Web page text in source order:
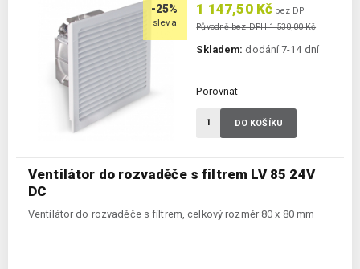
-25%
sleva
Ventilátor do rozvaděče s filtrem LV 85 24V
DC
Ventilátor do rozvaděče s filtrem, celkový rozměr 80 x 80 mm
1 147,50 Kč bez DPH
Původně bez DPH 1 530,00 Kč
Skladem: dodání 7-14 dní
Porovnat
DO KOŠÍKU